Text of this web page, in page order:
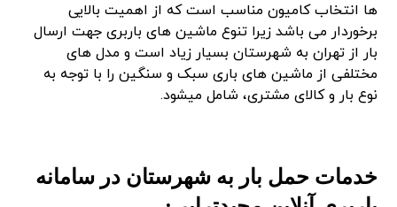
ها انتخاب کامیون مناسب است که از اهمیت بالایی
برخوردار می باشد زیرا تنوع ماشین های باربری جهت ارسال
بار از تهران به شهرستان بسیار زیاد است و مدل های
مختلفی از ماشین های باری سبک و سنگین را با توجه به
نوع بار و کالای مشتری، شامل میشود.
خدمات حمل بار به شهرستان در سامانه